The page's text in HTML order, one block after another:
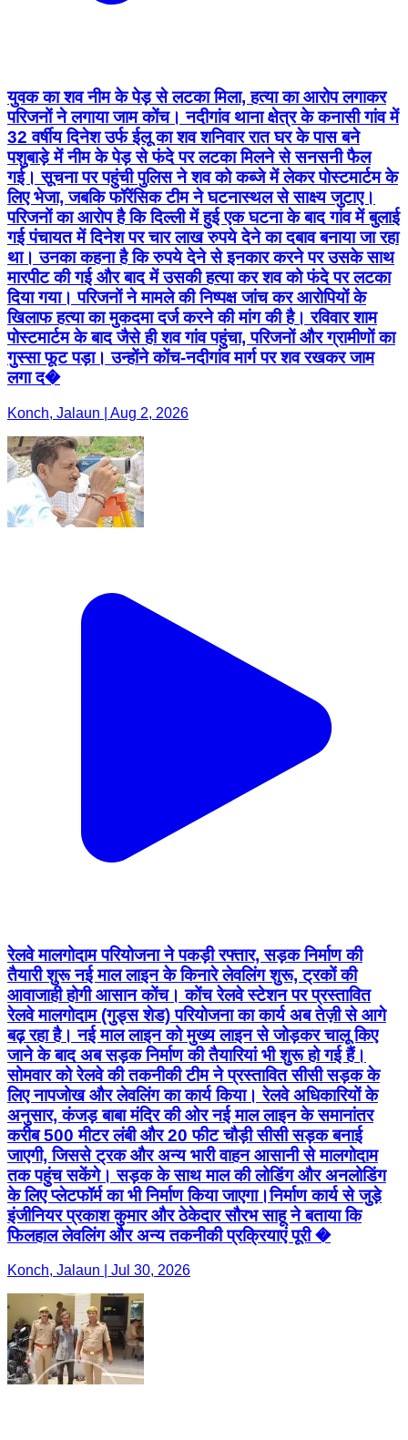
युवक का शव नीम के पेड़ से लटका मिला, हत्या का आरोप लगाकर
परिजनों ने लगाया जाम कोंच। नदीगांव थाना क्षेत्र के कनासी गांव में
32 वर्षीय दिनेश उर्फ ईलू का शव शनिवार रात घर के पास बने
पशुबाड़े में नीम के पेड़ से फंदे पर लटका मिलने से सनसनी फैल
गई। सूचना पर पहुंची पुलिस ने शव को कब्जे में लेकर पोस्टमार्टम के
लिए भेजा, जबकि फॉरेंसिक टीम ने घटनास्थल से साक्ष्य जुटाए।
परिजनों का आरोप है कि दिल्ली में हुई एक घटना के बाद गांव में बुलाई
गई पंचायत में दिनेश पर चार लाख रुपये देने का दबाव बनाया जा रहा
था। उनका कहना है कि रुपये देने से इनकार करने पर उसके साथ
मारपीट की गई और बाद में उसकी हत्या कर शव को फंदे पर लटका
दिया गया। परिजनों ने मामले की निष्पक्ष जांच कर आरोपियों के
खिलाफ हत्या का मुकदमा दर्ज करने की मांग की है। रविवार शाम
पोस्टमार्टम के बाद जैसे ही शव गांव पहुंचा, परिजनों और ग्रामीणों का
गुस्सा फूट पड़ा। उन्होंने कोंच-नदीगांव मार्ग पर शव रखकर जाम
लगा द�
Konch, Jalaun | Aug 2, 2026
रेलवे मालगोदाम परियोजना ने पकड़ी रफ्तार, सड़क निर्माण की
तैयारी शुरू नई माल लाइन के किनारे लेवलिंग शुरू, ट्रकों की
आवाजाही होगी आसान कोंच। कोंच रेलवे स्टेशन पर प्रस्तावित
रेलवे मालगोदाम (गुड्स शेड) परियोजना का कार्य अब तेज़ी से आगे
बढ़ रहा है। नई माल लाइन को मुख्य लाइन से जोड़कर चालू किए
जाने के बाद अब सड़क निर्माण की तैयारियां भी शुरू हो गई हैं।
सोमवार को रेलवे की तकनीकी टीम ने प्रस्तावित सीसी सड़क के
लिए नापजोख और लेवलिंग का कार्य किया। रेलवे अधिकारियों के
अनुसार, कंजड़ बाबा मंदिर की ओर नई माल लाइन के समानांतर
करीब 500 मीटर लंबी और 20 फीट चौड़ी सीसी सड़क बनाई
जाएगी, जिससे ट्रक और अन्य भारी वाहन आसानी से मालगोदाम
तक पहुंच सकेंगे। सड़क के साथ माल की लोडिंग और अनलोडिंग
के लिए प्लेटफॉर्म का भी निर्माण किया जाएगा।निर्माण कार्य से जुड़े
इंजीनियर प्रकाश कुमार और ठेकेदार सौरभ साहू ने बताया कि
फिलहाल लेवलिंग और अन्य तकनीकी प्रक्रियाएं पूरी �
Konch, Jalaun | Jul 30, 2026